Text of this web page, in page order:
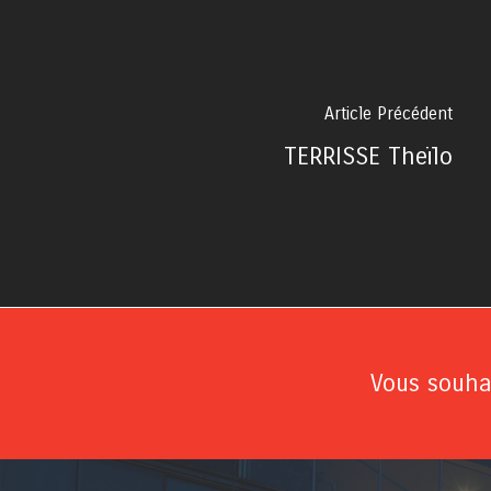
Article Précédent
TERRISSE Theïlo
Vous